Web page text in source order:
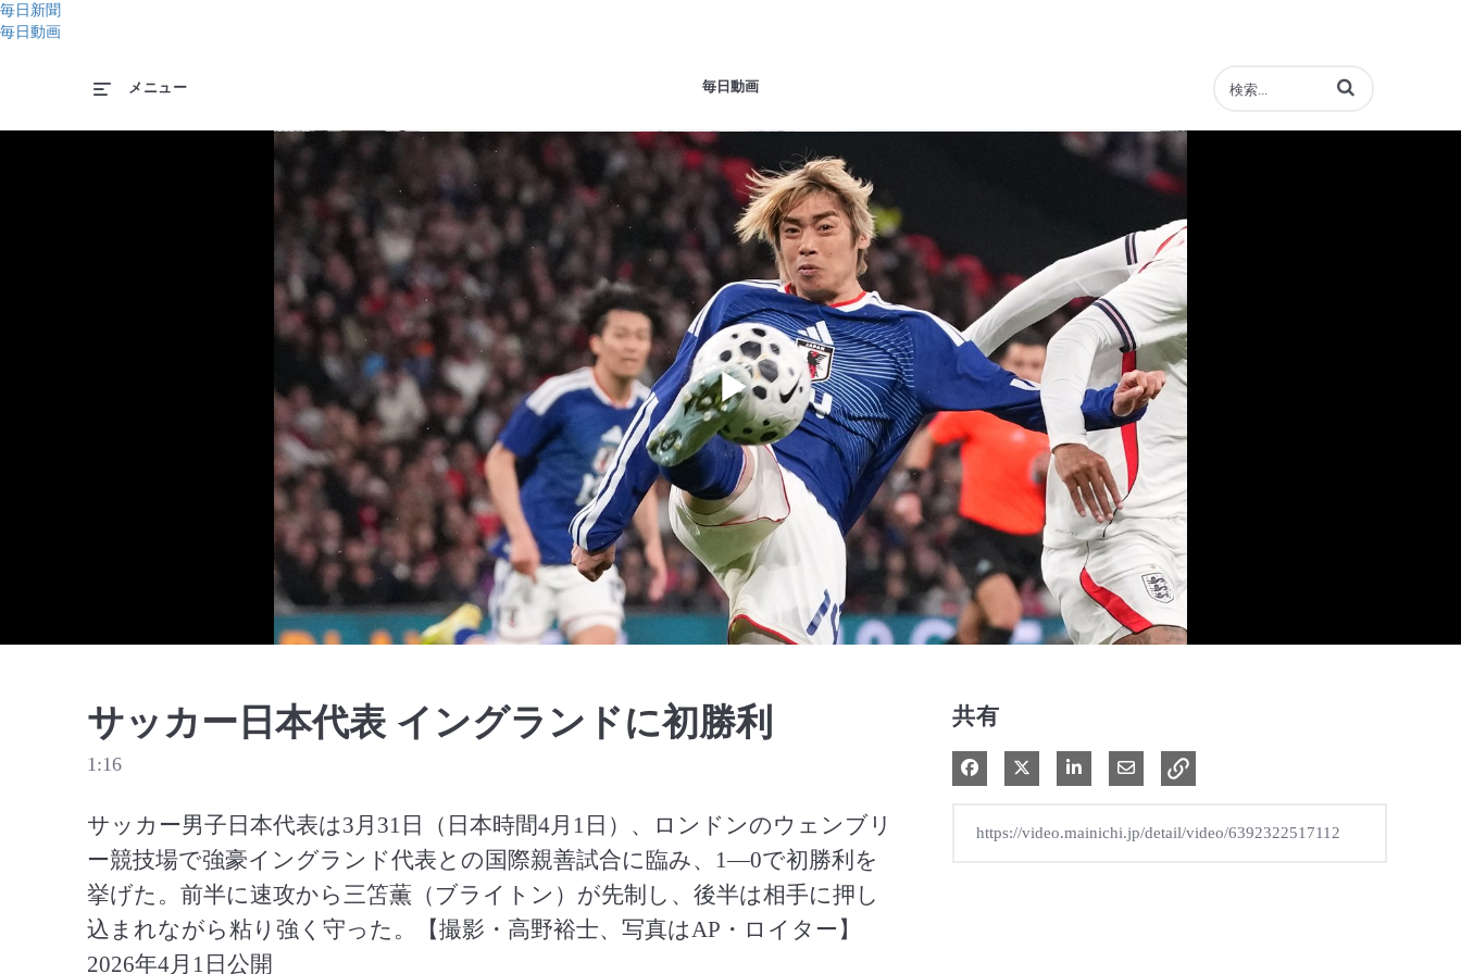
毎日新聞
毎日動画
毎日動画
メニュー 動画の検索語句を入力
Play
Video
サッカー日本代表 イングランドに初勝利
1:16
サッカー男子日本代表は3月31日（日本時間4月1日）、ロンドンのウェンブリ
ー競技場で強豪イングランド代表との国際親善試合に臨み、1―0で初勝利を
挙げた。前半に速攻から三笘薫（ブライトン）が先制し、後半は相手に押し
込まれながら粘り強く守った。【撮影・高野裕士、写真はAP・ロイター】
2026年4月1日公開
共有
Facebook で共有
Xで共有する
LinkedIn で共有電子メールで共有